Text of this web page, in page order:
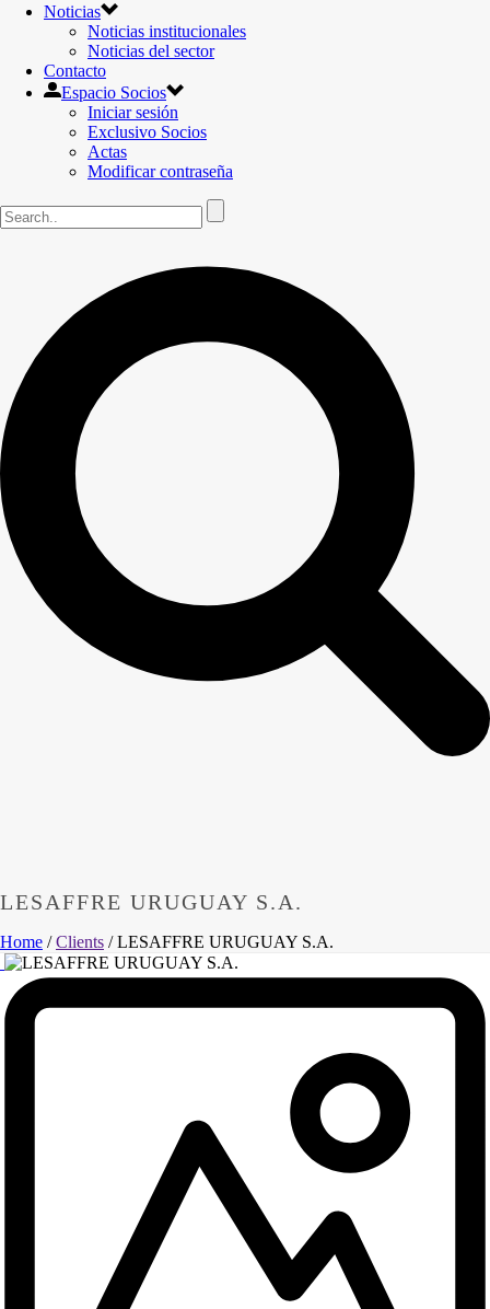
Noticias
Noticias institucionales
Noticias del sector
Contacto
Espacio Socios
Iniciar sesión
Exclusivo Socios
Actas
Modificar contraseña
LESAFFRE URUGUAY S.A.
Home /Clients / LESAFFRE URUGUAY S.A.